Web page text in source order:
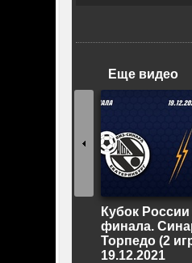
Еще видео
Кубок России
финала.
Торпедо (2
19.12.2021